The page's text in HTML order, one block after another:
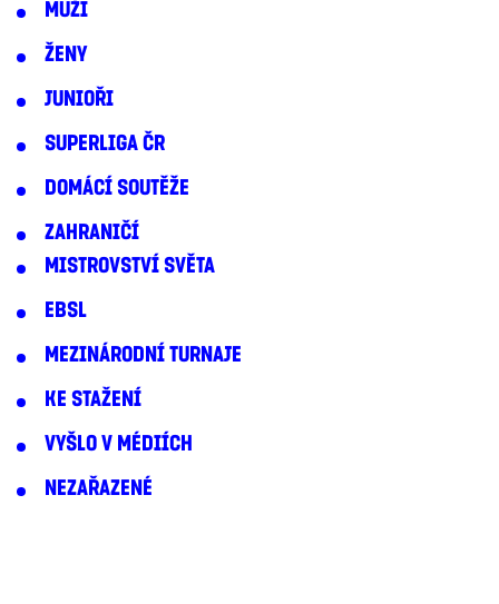
MUŽI
ŽENY
JUNIOŘI
SUPERLIGA ČR
DOMÁCÍ SOUTĚŽE
ZAHRANIČÍ
MISTROVSTVÍ SVĚTA
EBSL
MEZINÁRODNÍ TURNAJE
KE STAŽENÍ
VYŠLO V MÉDIÍCH
NEZAŘAZENÉ